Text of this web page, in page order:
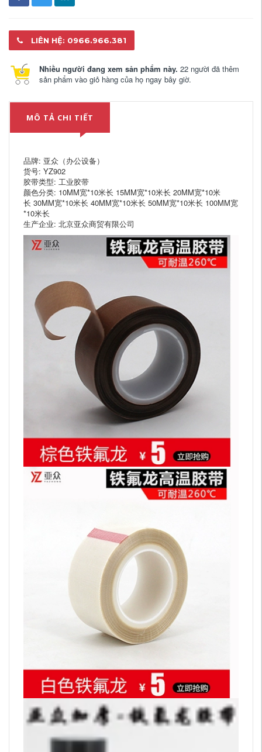
LIÊN HỆ: 0966.966.381
Nhiều người đang xem sản phẩm này. 22 người đã thêm
sản phẩm vào giỏ hàng của họ ngay bây giờ.
MÔ TẢ CHI TIẾT
品牌: 亚众（办公设备）
货号: YZ902
胶带类型: 工业胶带
颜色分类: 10MM宽*10米长 15MM宽*10米长 20MM宽*10米
长 30MM宽*10米长 40MM宽*10米长 50MM宽*10米长 100MM宽
*10米长
生产企业: 北京亚众商贸有限公司